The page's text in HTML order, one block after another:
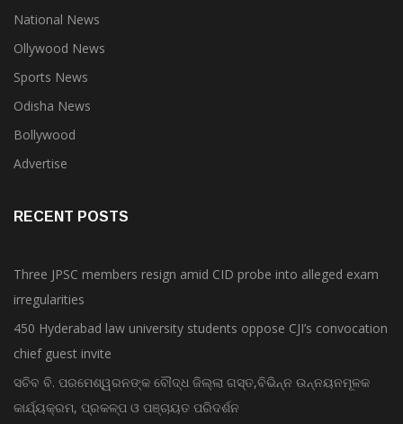
National News
Ollywood News
Sports News
Odisha News
Bollywood
Advertise
RECENT POSTS
Three JPSC members resign amid CID probe into alleged exam
irregularities
450 Hyderabad law university students oppose CJI’s convocation
chief guest invite
ସଚିବ ବି. ପରମେଶ୍ୱରନଙ୍କ ବୌଦ୍ଧ ଜିଲ୍ଲା ଗସ୍ତ,ବିଭିନ୍ନ ଉନ୍ନୟନମୂଳକ
କାର୍ଯ୍ୟକ୍ରମ, ପ୍ରକଳ୍ପ ଓ ପଞ୍ଚାୟତ ପରିଦର୍ଶନ